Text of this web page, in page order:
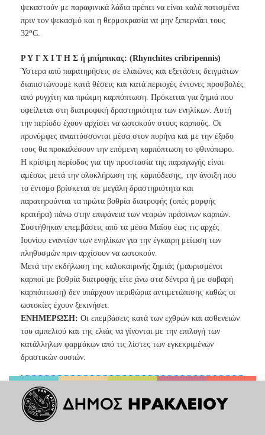
ψεκαστούν με παραφινικά λάδια πρέπει να είναι καλά ποτισμένα
πριν τον ψεκασμό και η θερμοκρασία να μην ξεπερνάει τους
32οC.
Ρ Υ Γ Χ Ι Τ Η Σ ή μπίμπικας: (Rhynchites cribripennis)
Ύστερα από παρατηρήσεις σε ελαιώνες και εξετάσεις δειγμάτων
διαπιστώνουμε κατά θέσεις και κατά περιοχές έντονες προσβολές
από ρυγχίτη και πρώιμη καρπόπτωση. Πρόκειται για ζημιά που
οφείλεται στη διατροφική δραστηριότητα των ενηλίκων. Αυτή
την περίοδο έχουν αρχίσει να ωοτοκούν στους καρπούς. Οι
προνύμφες αναπτύσσονται μέσα στον πυρήνα και με την έξοδο
τους θα προκαλέσουν την επόμενη καρπόπτωση το φθινόπωρο.
Η κρίσιμη περίοδος για την προστασία της παραγωγής είναι
αμέσως μετά την ολοκλήρωση της καρπόδεσης, την άνοιξη που
το έντομο βρίσκεται σε μεγάλη δραστηριότητα και
παρατηρούνται τα πρώτα βοθρία διατροφής (οπές μορφής
κρατήρα) πάνω στην επιφάνεια των νεαρών πράσινων καρπών.
Συστήθηκαν επεμβάσεις από τα μέσα Μαΐου έως τις αρχές
Ιουνίου εναντίον των ενηλίκων για την έγκαιρη μείωση των
πληθυσμών πριν αρχίσουν να ωοτοκούν.
Μετά την εκδήλωση της καλοκαιρινής ζημιάς (μαυρισμένοι
καρποί με βοθρία διατροφής είτε ̟άνω στα δέντρα ή με σοβαρή
καρπόπτωση) δεν υπάρχουν περιθώρια αντιμετώπισης καθώς οι
ωοτοκίες έχουν ξεκινήσει.
ΕΝΗΜΕΡΩΣΗ: Οι επεμβάσεις κατά των εχθρών και ασθενειών
του αμπελιού και της ελιάς να γίνονται με την επιλογή των
κατάλληλων φαρμάκων από τις λίστες των εγκεκριμένων
δραστικών ουσιών.